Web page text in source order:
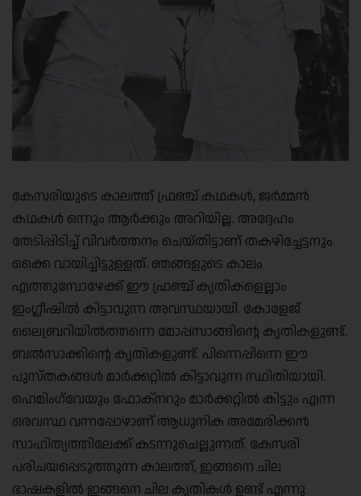
കേസരിയുടെ കാലത്ത് ഫ്രഞ്ച് കഥകൾ, ജർമ്മൻ
കഥകൾ ഒന്നും ആർക്കും അറിയില്ല. അദ്ദേഹം
തേടിപ്പിടിച്ച് വിവർത്തനം ചെയ്തിട്ടാണ് തകഴിച്ചേട്ടനും
ഒക്കെ വായിച്ചിട്ടുള്ളത്. ഞങ്ങളുടെ കാലം
എത്തുമ്പോഴേക്ക് ഈ ഫ്രഞ്ച് കൃതികളെല്ലാം
ഇംഗ്ലീഷിൽ കിട്ടാവുന്ന അവസ്ഥയായി. കോളേജ്
ലൈബ്രറിയിൽത്തന്നെ മോപ്പസാങ്ങിൻ്റെ കൃതികളുണ്ട്.
ബൽസാക്കിൻ്റെ കൃതികളുണ്ട്. പിന്നെപ്പിന്നെ ഈ
പുസ്തകങ്ങൾ മാർക്കറ്റിൽ കിട്ടാവുന്ന സ്ഥിതിയായി.
ഹെമിംഗ്‌വേയും ഫോക്‌നറും മാർക്കറ്റിൽ കിട്ടും എന്ന
ഒരവസ്ഥ വന്നപ്പോഴാണ് ആധുനിക അമേരിക്കൻ
സാഹിത്യത്തിലേക്ക് കടന്നുചെല്ലുന്നത്. കേസരി
പരിചയപ്പെടുത്തുന്ന കാലത്ത്, ഇങ്ങനെ ചില
ഭാഷകളിൽ ഇങ്ങനെ ചില കൃതികൾ ഉണ്ട് എന്നു